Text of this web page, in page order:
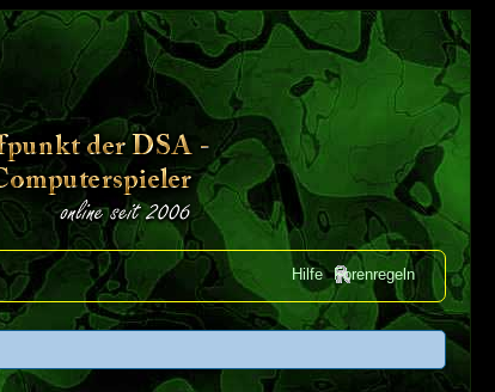
Hilfe Forenregeln